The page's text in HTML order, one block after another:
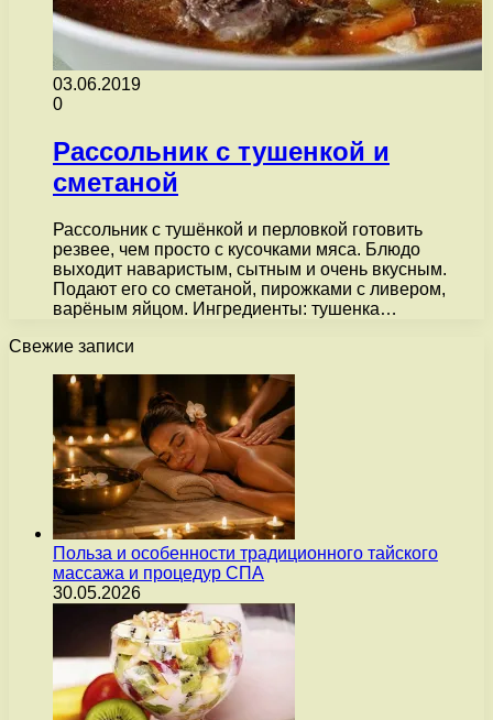
03.06.2019
0
Рассольник с тушенкой и
сметаной
Рассольник с тушёнкой и перловкой готовить
резвее, чем просто с кусочками мяса. Блюдо
выходит наваристым, сытным и очень вкусным.
Подают его со сметаной, пирожками с ливером,
варёным яйцом. Ингредиенты: тушенка…
Свежие записи
Польза и особенности традиционного тайского
массажа и процедур СПА
30.05.2026